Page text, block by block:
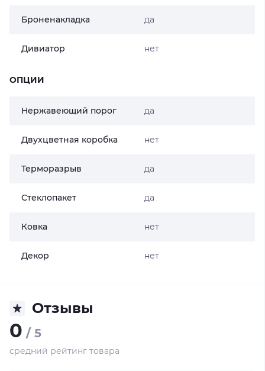
Броненакладка да
Дивиатор нет
ОПЦИИ
Нержавеющий порог да
Двухцветная коробка нет
Терморазрыв да
Стеклопакет да
Ковка нет
Декор нет
Отзывы
0 / 5
средний рейтинг товара